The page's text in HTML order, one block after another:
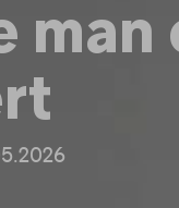
man